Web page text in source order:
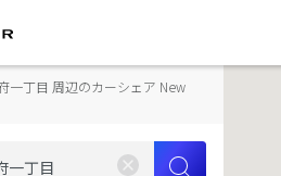
一丁目 周辺のカーシェア New